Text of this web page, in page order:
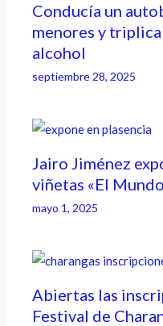
Conducía un
menores y
alcohol
septiembre 28, 2025
Jairo Jiménez
viñetas «El
mayo 1, 2025
Abiertas las
Festival de